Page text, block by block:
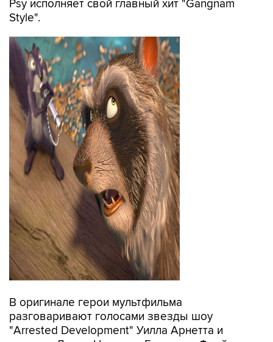
В оригинале герои мультфильма
"Arrested Development" Уилла Арнетта и
актеров Лиама Нисона и Брендана Фрейзера.
В российском дубляже принимали участие